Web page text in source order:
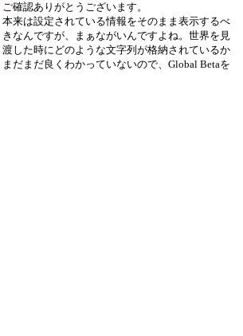
ご確認ありがとうございます。
本来は設定されている情報をそのまま表示するべ
きなんですが、まぁながいんですよね。世界を見
渡した時にどのような文字列が格納されているか
まだまだ良くわかっていないので、Global Betaを